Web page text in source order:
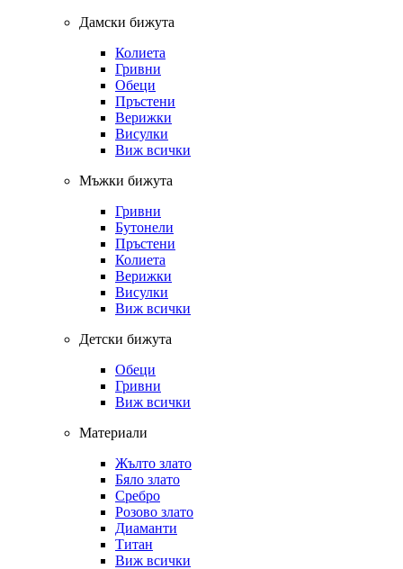
Дамски бижута
Колиета
Гривни
Обеци
Пръстени
Верижки
Висулки
Виж всички
Мъжки бижута
Гривни
Бутонели
Пръстени
Колиета
Верижки
Висулки
Виж всички
Детски бижута
Обеци
Гривни
Виж всички
Материали
Жълто злато
Бяло злато
Сребро
Розово злато
Диаманти
Титан
Виж всички